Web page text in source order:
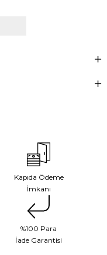
Kapıda Ödeme
İmkanı
%100 Para
İade Garantisi